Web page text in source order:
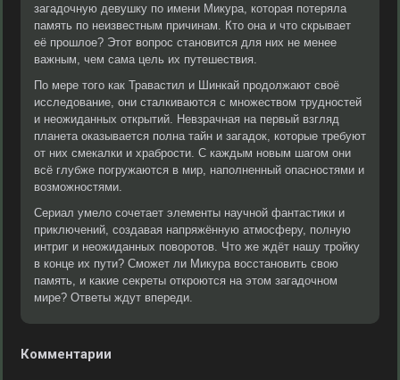
загадочную девушку по имени Микура, которая потеряла
память по неизвестным причинам. Кто она и что скрывает
её прошлое? Этот вопрос становится для них не менее
важным, чем сама цель их путешествия.
По мере того как Травастил и Шинкай продолжают своё
исследование, они сталкиваются с множеством трудностей
и неожиданных открытий. Невзрачная на первый взгляд
планета оказывается полна тайн и загадок, которые требуют
от них смекалки и храбрости. С каждым новым шагом они
всё глубже погружаются в мир, наполненный опасностями и
возможностями.
Сериал умело сочетает элементы научной фантастики и
приключений, создавая напряжённую атмосферу, полную
интриг и неожиданных поворотов. Что же ждёт нашу тройку
в конце их пути? Сможет ли Микура восстановить свою
память, и какие секреты откроются на этом загадочном
мире? Ответы ждут впереди.
Комментарии